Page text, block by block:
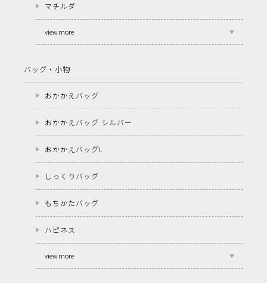
マチルダ
view more
バッグ・小物
おかかえバッグ
おかかえバッグ シルバー
おかかえバッグL
しっくりバッグ
もちかたバッグ
ハピネス
view more